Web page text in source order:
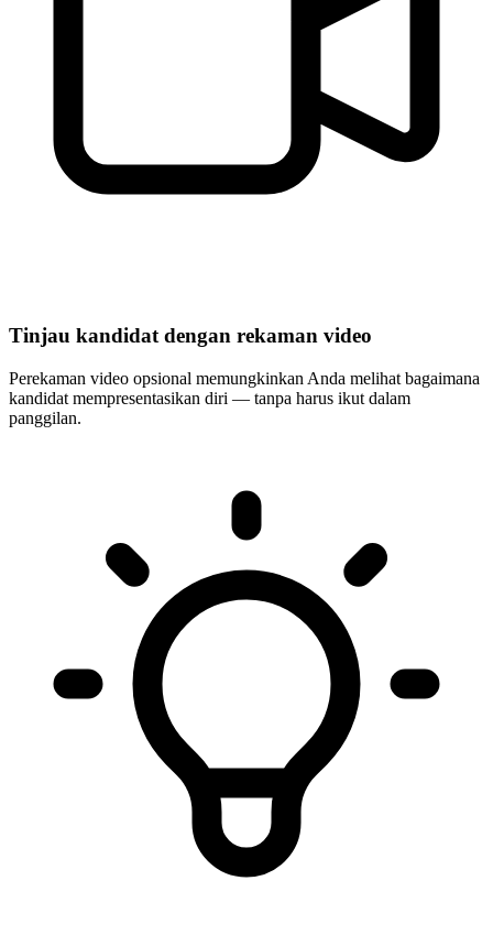
Tinjau kandidat dengan rekaman video
Perekaman video opsional memungkinkan Anda melihat bagaimana
kandidat mempresentasikan diri — tanpa harus ikut dalam
panggilan.